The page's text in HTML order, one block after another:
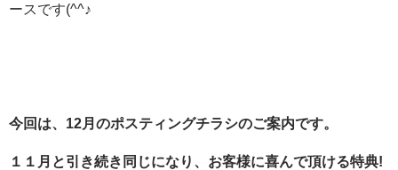
ースです(^^♪
今回は、12月のポスティングチラシのご案内です。
１１月と引き続き同じになり、お客様に喜んで頂ける特典!